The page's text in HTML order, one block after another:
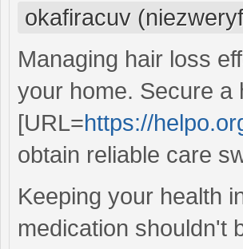
okafiracuv
Managing hair loss
your home. Secure a
[URL=https://
obtain reliable care
Keeping your health
medication shouldn't